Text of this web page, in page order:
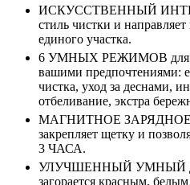
ИСКУССТВЕННЫЙ
стиль чистки и
единого участка.
6 УМНЫХ РЕЖИМОВ для
вашими предпочтениями:
чистка, уход за деснами,
отбеливание, экстра
МАГНИТНОЕ ЗАРЯДНОЕ
закрепляет щетку и
3 ЧАСА.
УЛУЧШЕННЫЙ УМНЫЙ
загорается красным,